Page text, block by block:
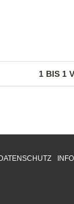
1 BIS 1
DATENSCHUTZ